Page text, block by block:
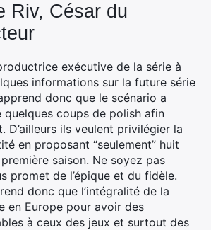
Riv, César du
exécutive de la série à
informations sur la future série
donc que le scénario a
quelques coups de polish afin
D’ailleurs ils veulent privilégier la
en proposant “seulement” huit
saison. Ne soyez pas
promet de l’épique et du fidèle.
donc que l’intégralité de la
en Europe pour avoir des
à ceux des jeux et surtout des